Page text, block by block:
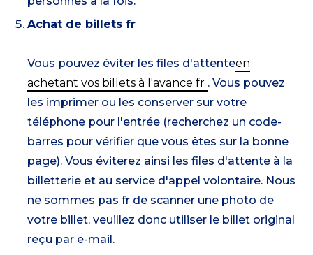
Achat de billets fr
Vous pouvez éviter les files d'attenteen
achetant vos billets à l'avance fr . Vous pouvez
les imprimer ou les conserver sur votre
téléphone pour l'entrée (recherchez un code-
barres pour vérifier que vous êtes sur la bonne
page). Vous éviterez ainsi les files d'attente à la
billetterie et au service d'appel volontaire. Nous
ne sommes pas fr de scanner une photo de
votre billet, veuillez donc utiliser le billet original
reçu par e-mail.